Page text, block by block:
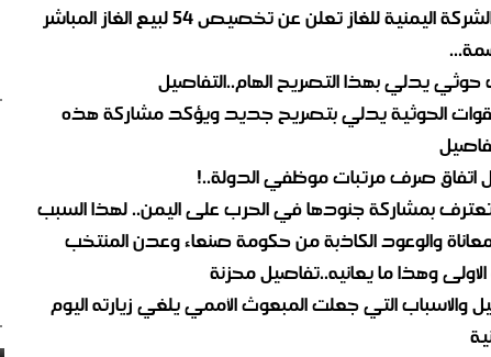
عاجل..الشركة اليمنية للغاز تعلن عن تخصيص 54 لبيع الغاز المباشر
يدلي بهذا التصريح الهام..التفاصيل
الحوثية يدلي بتصريح جديد ويؤكد مشاركة هذه
اتفاق صرف مرتبات موظفي الدولة..!
تعترف بمشاركة جنودها في الحرب على اليمن.. لهذا السبب
والوعود الكاذبة من حكومة صنعاء وعدن المنتخب
وهذا ما يعانيه..تفاصيل محزنة
والاسباب التي جعلت المبعوث الأممي يلغي زيارته اليوم